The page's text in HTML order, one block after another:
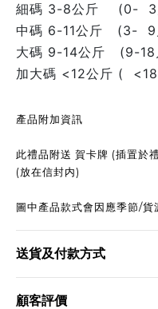
細碼 3-8公斤 (0- 3
中碼 6-11公斤 (3- 9
大碼 9-14公斤 (9-18
加大碼 <12公斤 (
產品附加資訊
此禮品附送 賀卡牌 (插置
(放在信封内)
圖中產品款式會因應季節/貨
送貨及付款方式
顧客評價